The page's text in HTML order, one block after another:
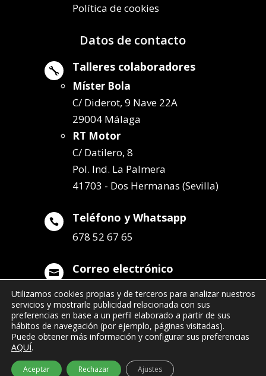
Política de cookies
Datos de contacto
 Talleres colaboradores
Míster Bola
C/ Diderot, 9 Nave 22A
29004 Málaga
RT Motor
C/ Datilero, 8
Pol. Ind. La Palmera
41703 - Dos Hermanas (Sevilla)
 Teléfono y Whatsapp
678 52 67 65
 Correo electrónico
info@remolqueszabala.com
- info@remolqueszabala.com
Utilizamos cookies propias y de terceros para analizar nuestros
servicios y mostrarle publicidad relacionada con sus
preferencias en base a un perfil elaborado a partir de sus
hábitos de navegación (por ejemplo, páginas visitadas).
Puede obtener más información y configurar sus preferencias
AQUÍ.
Aceptar Rechazar Ajustes